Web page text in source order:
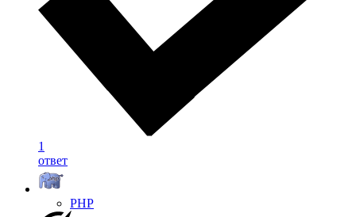
1
ответ
PHP